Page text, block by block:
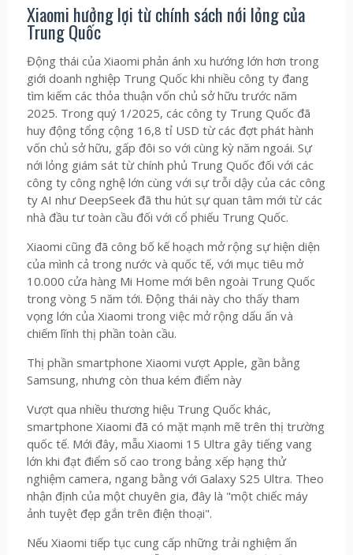
Xiaomi hưởng lợi từ chính sách nới lỏng của
Trung Quốc
Động thái của Xiaomi phản ánh xu hướng lớn hơn trong
giới doanh nghiệp Trung Quốc khi nhiều công ty đang
tìm kiếm các thỏa thuận vốn chủ sở hữu trước năm
2025. Trong quý 1/2025, các công ty Trung Quốc đã
huy động tổng cộng 16,8 tỉ USD từ các đợt phát hành
vốn chủ sở hữu, gấp đôi so với cùng kỳ năm ngoái. Sự
nới lỏng giám sát từ chính phủ Trung Quốc đối với các
công ty công nghệ lớn cùng với sự trỗi dậy của các công
ty AI như DeepSeek đã thu hút sự quan tâm mới từ các
nhà đầu tư toàn cầu đối với cổ phiếu Trung Quốc.
Xiaomi cũng đã công bố kế hoạch mở rộng sự hiện diện
của mình cả trong nước và quốc tế, với mục tiêu mở
10.000 cửa hàng Mi Home mới bên ngoài Trung Quốc
trong vòng 5 năm tới. Động thái này cho thấy tham
vọng lớn của Xiaomi trong việc mở rộng dấu ấn và
chiếm lĩnh thị phần toàn cầu.
Thị phần smartphone Xiaomi vượt Apple, gần bằng
Samsung, nhưng còn thua kém điểm này
Vượt qua nhiều thương hiệu Trung Quốc khác,
smartphone Xiaomi đã có mặt mạnh mẽ trên thị trường
quốc tế. Mới đây, mẫu Xiaomi 15 Ultra gây tiếng vang
lớn khi đạt điểm số cao trong bảng xếp hạng thử
nghiệm camera, ngang bằng với Galaxy S25 Ultra. Theo
nhận định của một chuyên gia, đây là "một chiếc máy
ảnh tuyệt đẹp gắn trên điện thoại".
Nếu Xiaomi tiếp tục cung cấp những trải nghiệm ấn